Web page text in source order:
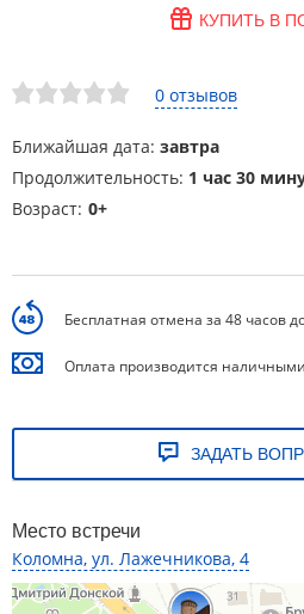
0 отзывов
Ближайшая дата: завтра
Продолжительность: 1 час 30
Возраст: 0+
КУПИТЬ В
Бесплатная отмена за 48 часов
Оплата производится
ЗАДАТЬ
Место встречи
Коломна, ул. Лажечникова, 4